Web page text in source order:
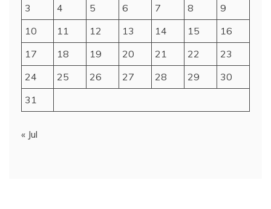
3
4 5 6 7 8
9
10
11 12 13 14 15
16
17
18 19 20 21 22
23
24
25 26 27 28 29
30
31
« Jul